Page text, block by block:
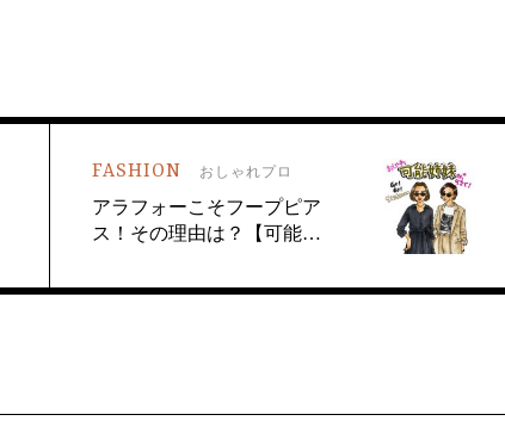
FASHION おしゃれプロ
アラフォーこそフープピア
ス！その理由は？【可能…